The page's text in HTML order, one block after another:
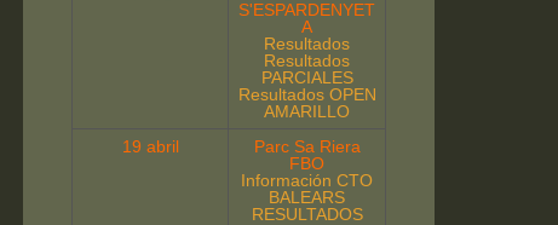
S'ESPARDENYET
A
Resultados
Resultados
PARCIALES
Resultados OPEN
AMARILLO
19 abril
Parc Sa Riera
FBO
Información CTO
BALEARS
RESULTADOS